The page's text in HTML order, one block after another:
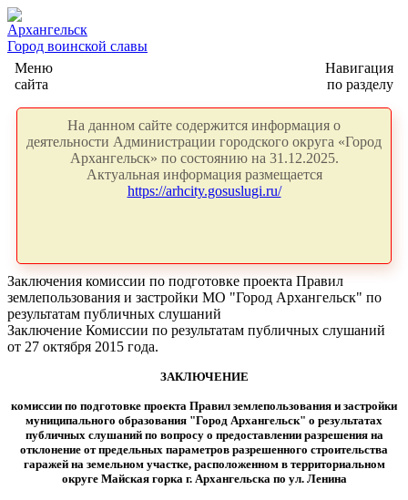
Архангельск
Город воинской славы
Меню
сайта
Навигация
по разделу
На данном сайте содержится информация о
деятельности Администрации городского округа «Город
Архангельск» по состоянию на 31.12.2025.
Актуальная информация размещается
https://arhcity.gosuslugi.ru/
Заключения комиссии по подготовке проекта Правил
землепользования и застройки МО "Город Архангельск" по
результатам публичных слушаний
Заключение Комиссии по результатам публичных слушаний
от 27 октября 2015 года.
ЗАКЛЮЧЕНИЕ
комиссии по подготовке проекта Правил землепользования и застройки
муниципального образования "Город Архангельск" о результатах
публичных слушаний по вопросу о предоставлении разрешения на
отклонение от предельных параметров разрешенного строительства
гаражей на земельном участке, расположенном в территориальном
округе Майская горка г. Архангельска по ул. Ленина